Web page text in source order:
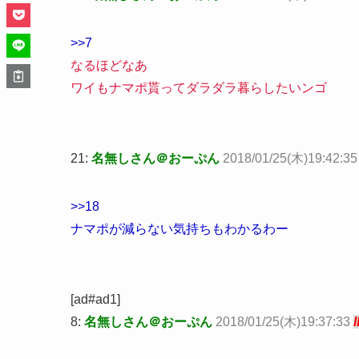
>>7
なるほどなあ
ワイもナマポ貰ってダラダラ暮らしたいンゴ
21: 名無しさん＠おーぷん 2018/01/25(木)19:42:35
>>18
ナマポが減らない気持ちもわかるわー
[ad#ad1]
8: 名無しさん＠おーぷん 2018/01/25(木)19:37:33